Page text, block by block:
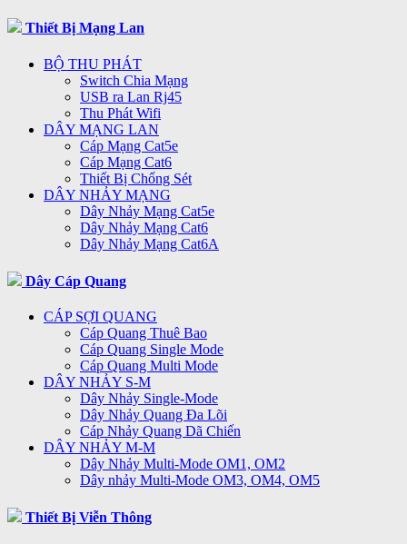
Thiết Bị Mạng Lan
BỘ THU PHÁT
Switch Chia Mạng
USB ra Lan Rj45
Thu Phát Wifi
DÂY MẠNG LAN
Cáp Mạng Cat5e
Cáp Mạng Cat6
Thiết Bị Chống Sét
DÂY NHẢY MẠNG
Dây Nhảy Mạng Cat5e
Dây Nhảy Mạng Cat6
Dây Nhảy Mạng Cat6A
Dây Cáp Quang
CÁP SỢI QUANG
Cáp Quang Thuê Bao
Cáp Quang Single Mode
Cáp Quang Multi Mode
DÂY NHẢY S-M
Dây Nhảy Single-Mode
Dây Nhảy Quang Đa Lõi
Cáp Nhảy Quang Dã Chiến
DÂY NHẢY M-M
Dây Nhảy Multi-Mode OM1, OM2
Dây nhảy Multi-Mode OM3, OM4, OM5
Thiết Bị Viễn Thông